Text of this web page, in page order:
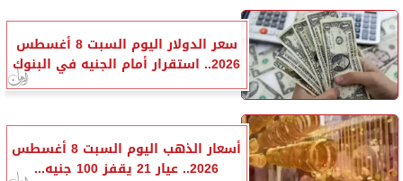
سعر الدولار اليوم السبت 8 أغسطس
2026.. استقرار أمام الجنيه في البنوك
أسعار الذهب اليوم السبت 8 أغسطس
2026.. عيار 21 يقفز 100 جنيه...